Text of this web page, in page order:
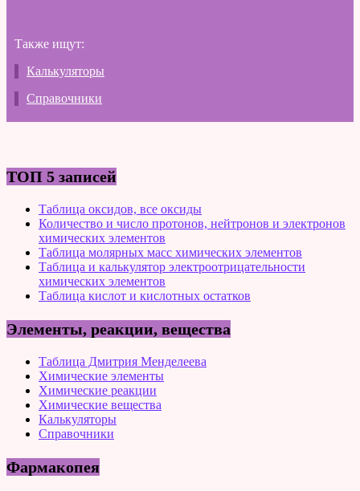
Также ищут:
Калькуляторы
Справочники
ТОП 5 записей
Таблица оксидов, все оксиды
Количество и число протонов, нейтронов и электронов
химических элементов
Таблица молярных масс химических элементов
Таблица и калькулятор электроотрицательности
химических элементов
Таблица кислот и кислотных остатков
Элементы, реакции, вещества
Таблица Дмитрия Менделеева
Химические элементы
Химические реакции
Химические вещества
Калькуляторы
Справочники
Фармакопея